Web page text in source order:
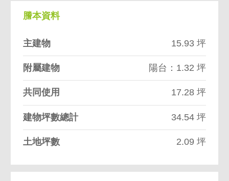
謄本資料
主建物 15.93 坪
附屬建物 陽台：1.32 坪
共同使用 17.28 坪
建物坪數總計 34.54 坪
土地坪數 2.09 坪